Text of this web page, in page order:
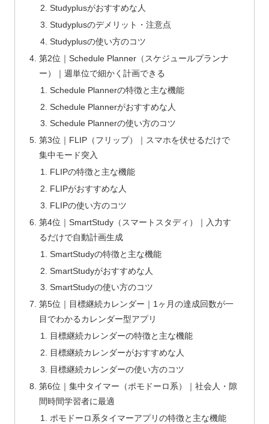
Studyplusがおすすめな人
Studyplusのデメリット・注意点
Studyplusの使い方のコツ
第2位｜Schedule Planner（スケジュールプランナ
ー）｜週単位で細かく計画できる
Schedule Plannerの特徴と主な機能
Schedule Plannerがおすすめな人
Schedule Plannerの使い方のコツ
第3位｜FLIP（フリップ）｜スマホを伏せるだけで
集中モード突入
FLIPの特徴と主な機能
FLIPがおすすめな人
FLIPの使い方のコツ
第4位｜SmartStudy（スマートスタディ）｜入力す
るだけで自動計画生成
SmartStudyの特徴と主な機能
SmartStudyがおすすめな人
SmartStudyの使い方のコツ
第5位｜目標継続カレンダー｜1ヶ月の達成回数が一
目でわかるカレンダー型アプリ
目標継続カレンダーの特徴と主な機能
目標継続カレンダーがおすすめな人
目標継続カレンダーの使い方のコツ
第6位｜集中タイマー（ポモドーロ系）｜社会人・隙
間時間学習者に最適
ポモドーロ系タイマーアプリの特徴と主な機能